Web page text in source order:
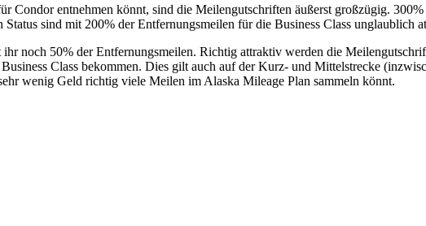
Condor entnehmen könnt, sind die Meilengutschriften äußerst großzügig.
sind mit 200% der Entfernungsmeilen für die Business Class unglaublich
noch 50% der Entfernungsmeilen. Richtig attraktiv werden die
Class bekommen. Dies gilt auch auf der Kurz- und Mittelstrecke
wenig Geld richtig viele Meilen im Alaska Mileage Plan sammeln könnt.